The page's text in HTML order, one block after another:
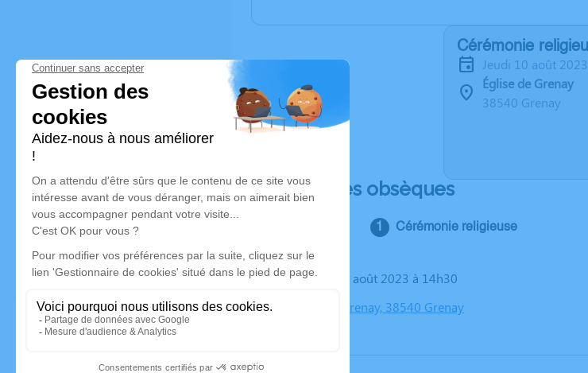
Cérémonie
jeudi 10 août
Église de Grenay
38540 Grenay
Déroulé des obsèques
Cérémonie religieuse
Le jeudi 10 août 2023 à 14h30
Église de Grenay, 38540 Grenay